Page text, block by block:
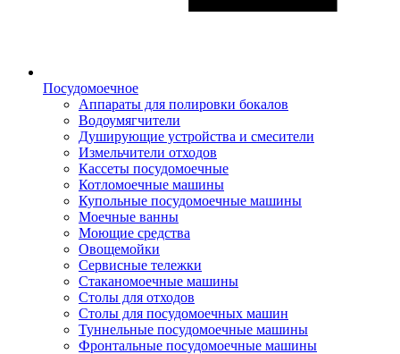
Посудомоечное
Аппараты для полировки бокалов
Водоумягчители
Душирующие устройства и смесители
Измельчители отходов
Кассеты посудомоечные
Котломоечные машины
Купольные посудомоечные машины
Моечные ванны
Моющие средства
Овощемойки
Сервисные тележки
Стаканомоечные машины
Столы для отходов
Столы для посудомоечных машин
Туннельные посудомоечные машины
Фронтальные посудомоечные машины